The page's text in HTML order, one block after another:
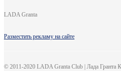
LADA Granta
Разместить рекламу на сайте
© 2011-2020 LADA Granta Club | Лада Гранта